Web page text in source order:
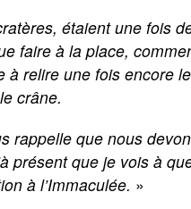
étaient une fois
faire à la place,
à relire une fois encore
crâne.
rappelle que nous
présent que je vois à
à l’Immaculée. »